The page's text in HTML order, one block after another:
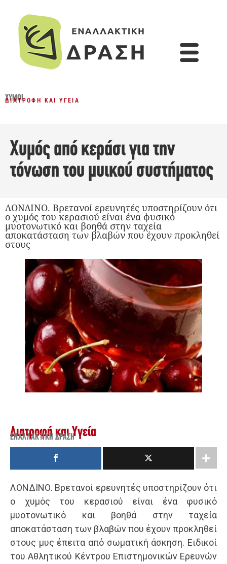
ΧΥΜΟΊ
ΔΙΑΤΡΟΦΉ ΚΑΙ ΥΓΕΊΑ
Χυμός από κεράσι για την
τόνωση του μυικού συστήματος
ΛΟΝΔΙΝΟ. Βρετανοί ερευνητές υποστηρίζουν ότι
ο χυμός του κερασιού είναι ένα φυσικό
μυοτονωτικό και βοηθά στην ταχεία
αποκατάσταση των βλαβών που έχουν προκληθεί
στους
Διατροφή και Υγεία
ΕΝΑΛΛΑΚΤΙΚΉ ΔΡΆΣΗ
ΛΟΝΔΙΝΟ. Βρετανοί ερευνητές υποστηρίζουν ότι
ο χυμός του κερασιού είναι ένα φυσικό
μυοτονωτικό και βοηθά στην ταχεία
αποκατάσταση των βλαβών που έχουν προκληθεί
στους μυς έπειτα από σωματική άσκηση. Ειδικοί
του Αθλητικού Κέντρου Επιστημονικών Ερευνών